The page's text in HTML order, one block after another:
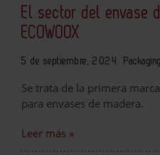
El sector del envase
ECOWOOX
5 de septiembre, 2024 Packaging
Se trata de la primera
para envases de madera.
Leer más »